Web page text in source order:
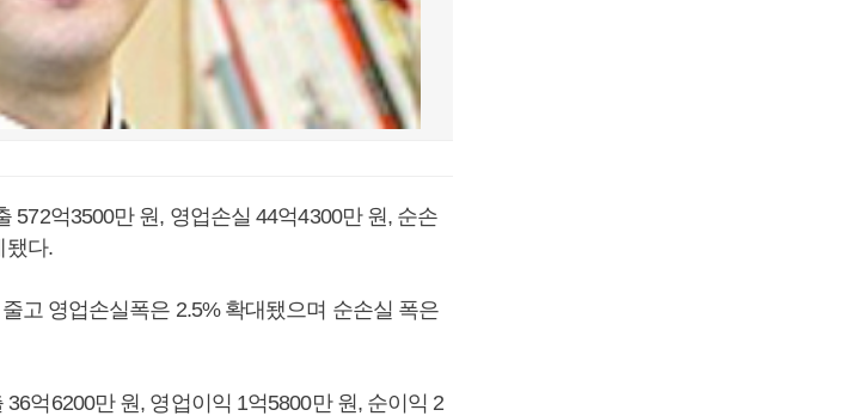
572억3500만 원, 영업손실 44억4300만 원, 순손
됐다.
고 영업손실폭은 2.5% 확대됐으며 순손실 폭은
억6200만 원, 영업이익 1억5800만 원, 순이익 2